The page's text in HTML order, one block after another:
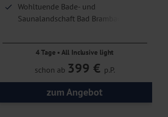
Wohltuende Bade- und
Saunalandschaft Bad Brambach
4 Tage • All Inclusive light
schon ab 399 € p.P.
zum Angebot